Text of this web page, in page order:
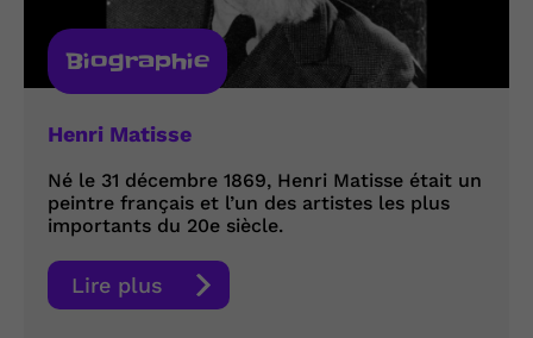
Biographie
Henri Matisse
Né le 31 décembre 1869, Henri Matisse était un
peintre français et l’un des artistes les plus
importants du 20e siècle.
Lire plus